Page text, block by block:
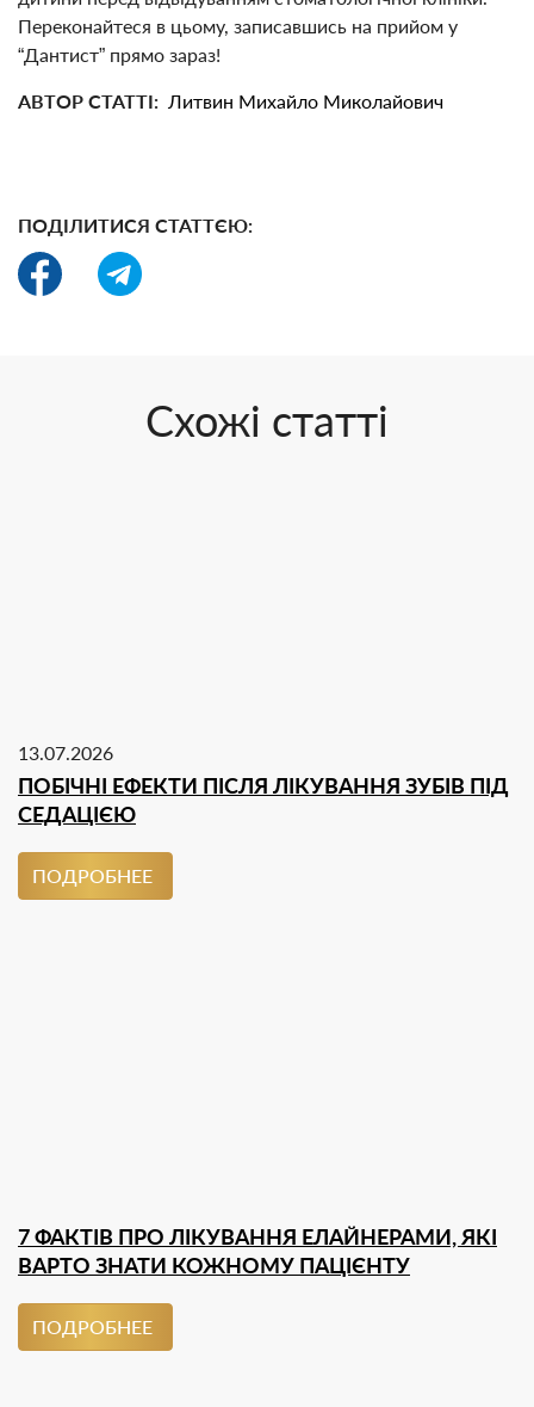
Переконайтеся в цьому, записавшись на прийом у
“Дантист” прямо зараз!
АВТОР СТАТТІ: Литвин Михайло Миколайович
ПОДІЛИТИСЯ СТАТТЄЮ:
Схожі статті
13.07.2026
ПОБІЧНІ ЕФЕКТИ ПІСЛЯ ЛІКУВАННЯ ЗУБІВ ПІД
СЕДАЦІЄЮ
ПОДРОБНЕЕ
7 ФАКТІВ ПРО ЛІКУВАННЯ ЕЛАЙНЕРАМИ, ЯКІ
ВАРТО ЗНАТИ КОЖНОМУ ПАЦІЄНТУ
ПОДРОБНЕЕ